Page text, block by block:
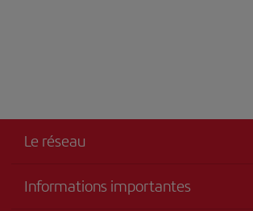
Le réseau
Informations importantes